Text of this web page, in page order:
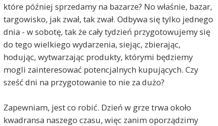
które później sprzedamy na bazarze? No właśnie, bazar,
targowisko, jak zwał, tak zwał. Odbywa się tylko jednego
dnia - w sobotę, tak że cały tydzień przygotowujemy się
do tego wielkiego wydarzenia, siejąc, zbierając,
hodując, wytwarzając produkty, którymi będziemy
mogli zainteresować potencjalnych kupujących. Czy
sześć dni na przygotowanie to nie za dużo?
Zapewniam, jest co robić. Dzień w grze trwa około
kwadransa naszego czasu, więc zanim oporządzimy